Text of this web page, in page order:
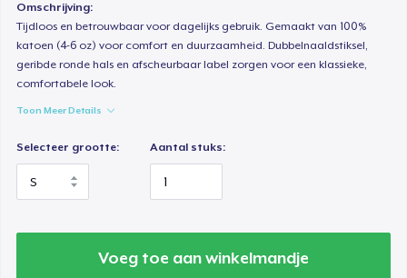
Omschrijving:
Tijdloos en betrouwbaar voor dagelijks gebruik. Gemaakt van 100%
katoen (4-6 oz) voor comfort en duurzaamheid. Dubbelnaaldstiksel,
geribde ronde hals en afscheurbaar label zorgen voor een klassieke,
comfortabele look.
Toon Meer Details
Selecteer grootte: Aantal stuks:
Voeg toe aan winkelmandje